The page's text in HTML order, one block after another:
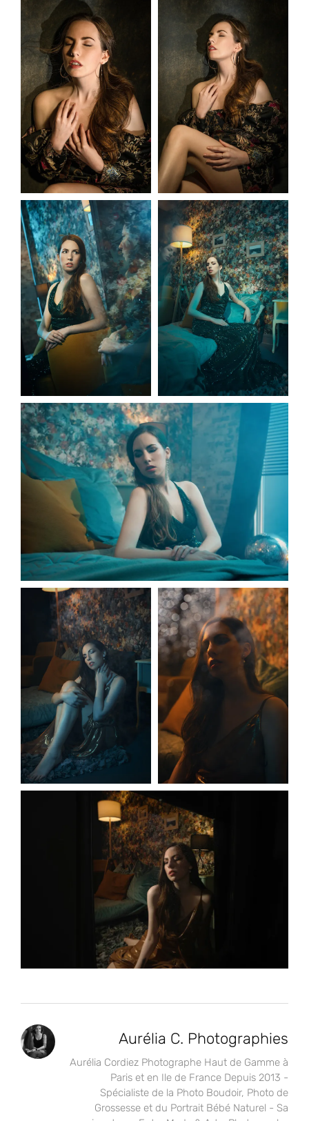
Aurélia C. Photographies
Aurélia Cordiez Photographe Haut de Gamme à
Paris et en Ile de France Depuis 2013 -
Spécialiste de la Photo Boudoir, Photo de
Grossesse et du Portrait Bébé Naturel - Sa